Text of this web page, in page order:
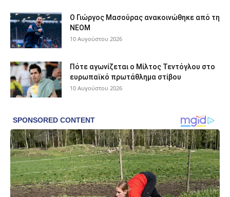
Ο Γιώργος Μασούρας ανακοινώθηκε από τη
ΝΕΟΜ
10 Αυγούστου 2026
Πότε αγωνίζεται ο Μίλτος Τεντόγλου στο
ευρωπαϊκό πρωτάθλημα στίβου
10 Αυγούστου 2026